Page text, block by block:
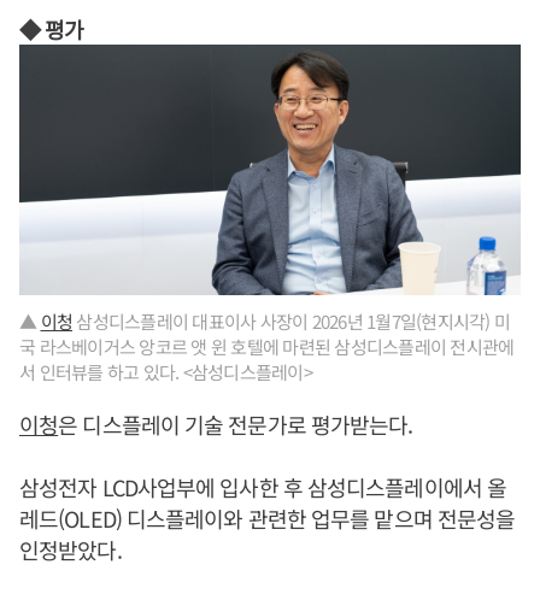
◆ 평가
▲ 이청 삼성디스플레이 대표이사 사장이 2026년 1월7일(현지시각) 미
국 라스베이거스 앙코르 앳 윈 호텔에 마련된 삼성디스플레이 전시관에
서 인터뷰를 하고 있다. <삼성디스플레이>
이청은 디스플레이 기술 전문가로 평가받는다.
삼성전자 LCD사업부에 입사한 후 삼성디스플레이에서 올
레드(OLED) 디스플레이와 관련한 업무를 맡으며 전문성을
인정받았다.